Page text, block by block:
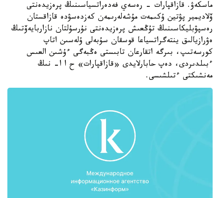
ماسكەۋ. قازاقپارات - رەسەي فەدەراتسياسىنىڭ پرەزيدەنتى
ۆلاديمير پۋتين ۇكىمەت مۇشەلەرىمەن كەزدەسۋدە قازاقستان
رەسپۋبليكاسىنىڭ تۇڭعىش پرەزيدەنتى نۇرسۇلتان نازاربايەۆتىڭ
ەۋرازيالىق ينتەگراتسياعا قوسقان سۇبەلى ۇلەسىن اتاپ
كورسەتىپ، بىرگە اتقارعان تابىستى ەڭبەگى ءۇشىن العىس
ءبىلدىردى، دەپ حابارلايدى «قازاقپارات» ح ا ا- نىڭ
مەنشىكتى ءتىلشىسى.